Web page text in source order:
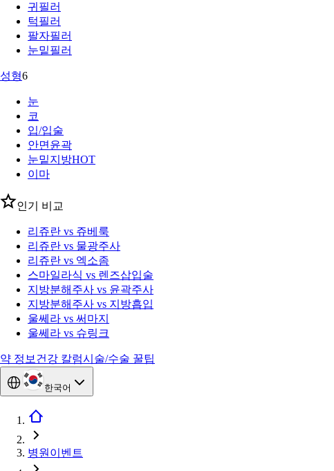
귀필러
턱필러
팔자필러
눈밑필러
성형6
눈
코
입/입술
안면윤곽
눈밑지방HOT
이마
인기 비교
리쥬란 vs 쥬베룩
리쥬란 vs 물광주사
리쥬란 vs 엑소좀
스마일라식 vs 렌즈삽입술
지방분해주사 vs 윤곽주사
지방분해주사 vs 지방흡입
울쎄라 vs 써마지
울쎄라 vs 슈링크
약 정보 건강 칼럼시술/수술 꿀팁
한국어
병원이벤트